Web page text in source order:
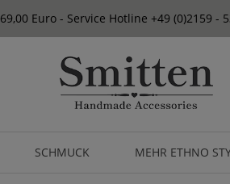
Euro - Service Hotline +49 (0)2159 -
SCHMUCK MEHR ETHNO